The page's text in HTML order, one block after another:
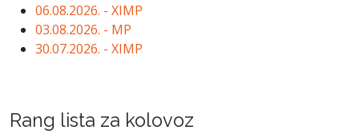
06.08.2026. - XIMP
03.08.2026. - MP
30.07.2026. - XIMP
Rang lista za kolovoz